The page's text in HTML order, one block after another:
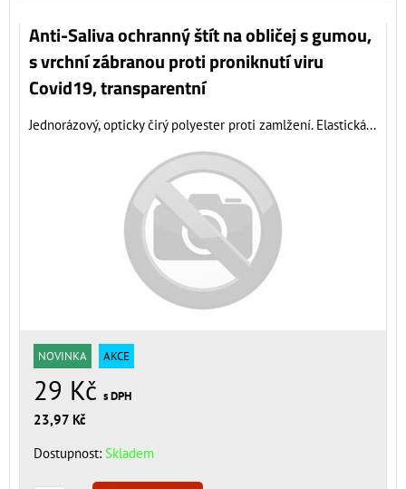
Anti-Saliva ochranný štít na obličej s gumou,
s vrchní zábranou proti proniknutí viru
Covid19, transparentní
Jednorázový, opticky čirý polyester proti zamlžení. Elastická...
NOVINKA AKCE
29 Kč s DPH
23,97 Kč
Dostupnost: Skladem